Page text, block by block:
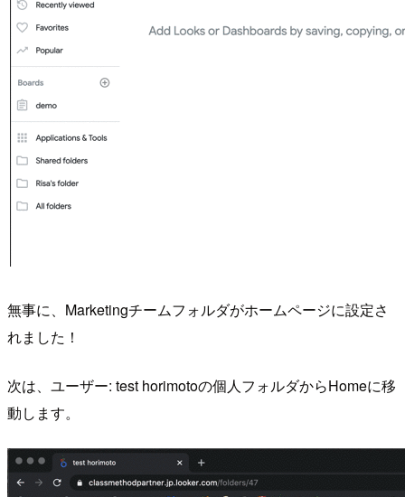
無事に、Marketingチームフォルダがホームページに設定さ
れました！
次は、ユーザー: test horimotoの個人フォルダからHomeに移
動します。